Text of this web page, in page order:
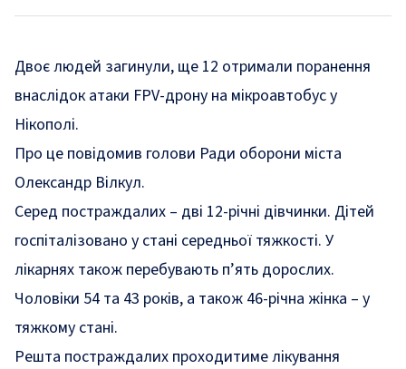
Двоє людей загинули, ще 12 отримали поранення
внаслідок атаки FPV-дрону на мікроавтобус у
Нікополі.
Про це повідомив голови Ради оборони міста
Олександр Вілкул.
Серед постраждалих – дві 12-річні дівчинки. Дітей
госпіталізовано у стані середньої тяжкості. У
лікарнях також перебувають п’ять дорослих.
Чоловіки 54 та 43 років, а також 46-річна жінка – у
тяжкому стані.
Решта постраждалих проходитиме лікування